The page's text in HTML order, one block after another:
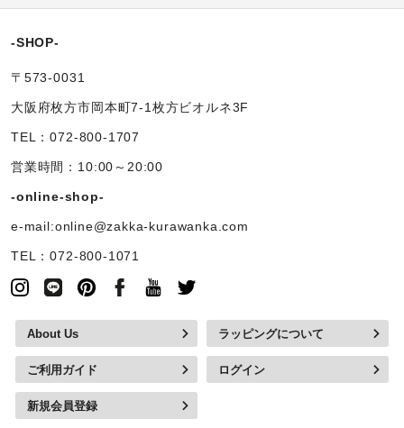
-SHOP-
〒573-0031
大阪府枚方市岡本町7-1枚方ビオルネ3F
TEL：072-800-1707
営業時間：10:00～20:00
-online-shop-
e-mail:online@zakka-kurawanka.com
TEL：072-800-1071
About Us ラッピングについて
ご利用ガイド ログイン
新規会員登録